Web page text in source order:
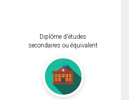
Diplôme d'études
secondaires ou équivalent